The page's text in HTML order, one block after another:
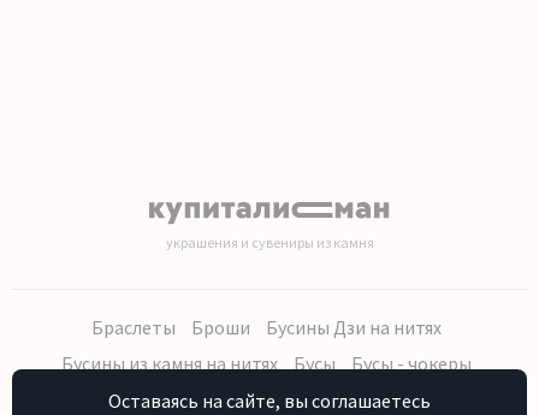
украшения и сувениры из камня
Браслеты Броши
Бусины Дзи на нитях
Бусины из камня на нитях
Бусы
Бусы - чокеры
Кольца, серьги
Кулоны Наборы (бусы, браслет, серьги)
Оставаясь на сайте, вы соглашаетесь